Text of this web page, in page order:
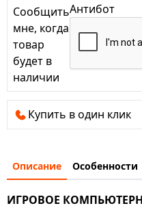
Сообщить
мне, когда
товар
будет в
наличии
Антибот
Купить в один клик
Описание Особенности
ИГРОВОЕ